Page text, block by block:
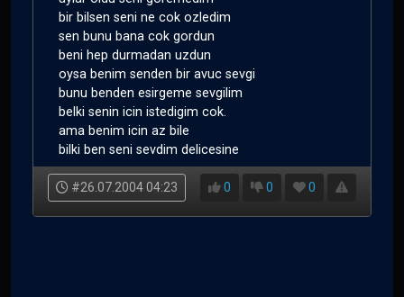
bir bilsen seni ne cok ozledim
sen bunu bana cok gordun
beni hep durmadan uzdun
oysa benim senden bir avuc sevgi
bunu benden esirgeme sevgilim
belki senin icin istedigim cok.
ama benim icin az bile
bilki ben seni sevdim delicesine
#26.07.2004 04:23 0 0 0